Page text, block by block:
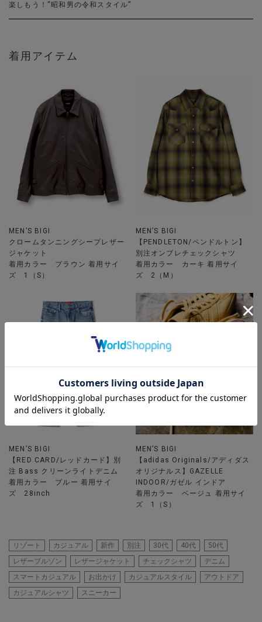
楽しもう！“昭和男の令和スタイル”
着用アイテム
MEN’S BIGI
クロームタンニングシープレザー
ジャケット
着用カラー ブラウン 着用サイ
ズ 1（S）
MEN’S BIGI
【PENDLETON/ペンドルトン】
別注オンブレチェックシャツ
着用カラー カーキ 着用サイ
ズ 2（M）
MEN’S BIGI
【RED CARD/レッドカード】別
注 Bass クリーンライトデニム
着用カラー ブルー 着用サイ
ズ 28inch
MEN’S BIGI
【adidas Originals/アディダス
オリジナルス】GAZELLE
INDOOR/ガゼル インドア
着用カラー ベージュ 着用サイ
ズ 1（S）
リゾート カジュアル 新作 別注 30代 40代
50代
レザーブルゾン
レザージャケット チェックシャツ
デニム
スマートカジュアル
お出かけ カジュアルスタイル
アウトドア
カジュアルシャツ
スニーカー